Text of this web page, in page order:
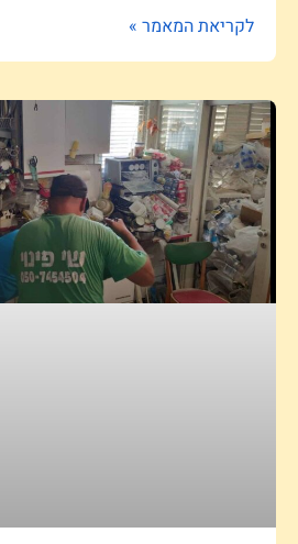
לקריאת המאמר »